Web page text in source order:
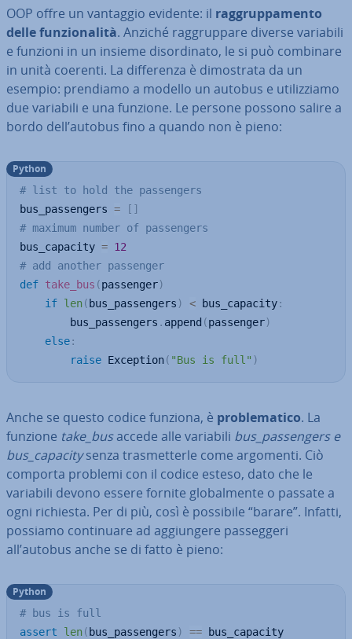
OOP offre un vantaggio evidente: il rag­grup­pa­men­to
delle fun­zio­na­li­tà. Anziché rag­grup­pa­re diverse variabili
e funzioni in un insieme di­sor­di­na­to, le si può combinare
in unità coerenti. La dif­fe­ren­za è di­mo­stra­ta da un
esempio: prendiamo a modello un autobus e uti­liz­zia­mo
due variabili e una funzione. Le persone possono salire a
bordo dell’autobus fino a quando non è pieno:
# list to hold the passengers
bus_passengers = [ ]
# maximum number of passengers
bus_capacity = 12
# add another passenger
def take_bus (passenger)
if len( bus_passengers ) < bus_capacity:
        bus_passengers
. append (passenger)
else:
raise Exception( "Bus is full" )
Python
Anche se questo codice funziona, è pro­ble­ma­ti­co. La
funzione take_busaccede alle variabili bus_pas­sen­gers e
bus_capacitysenza tra­smet­ter­le come argomenti. Ciò
comporta problemi con il codice esteso, dato che le
variabili devono essere fornite glo­bal­men­te o passate a
ogni richiesta. Per di più, così è possibile “barare”. Infatti,
possiamo con­ti­nua­re ad ag­giun­ge­re pas­seg­ge­ri
all’autobus anche se di fatto è pieno:
# bus is full
assert
len( bus_passengers ) ==
Python